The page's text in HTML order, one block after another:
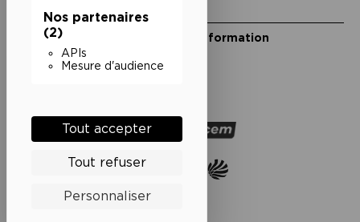
Nos partenaires
(2)
APIs
Mesure d'audience
Tout accepter
Tout refuser
Personnaliser
Restons en lien
Inscrivez-vous à notre lettre d’information
Suivez-nous sur les réseaux